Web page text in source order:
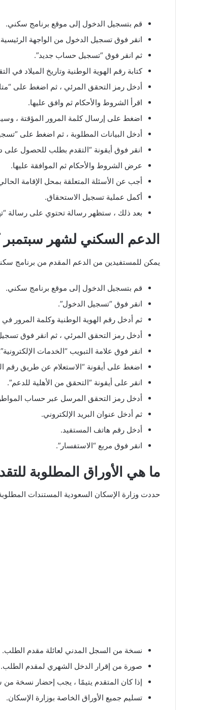
قم بتسجيل الدخول إلى موقع برنامج سكني.
انقر فوق تسجيل الدخول من الواجهة
ثم انقر فوق “تسجيل حساب جديد”.
كتابة رقم الهوية الوطنية وتاريخ الميلاد في
أدخل رمز التحقق المرئي ، ثم اضغط على
اقرأ الشروط والأحكام ثم وافق عليها.
اضغط على إرسال كلمة المرور المؤقتة ،
أدخل البيانات المطلوبة ، ثم اضغط على
انقر فوق أيقونة “التقدم بطلب للحصول على
عرض الشروط والأحكام ثم الموافقة عليها.
أجب عن الأسئلة المتعلقة بمحل الإقامة
أكمل عملية تسجيل الاستحقاق.
بعد ذلك ، ستظهر رسالة تحتوي على رسالة
الدعم السكني لشهر سبتمبر
يمكن للمستفيدين من الدعم المقدم من برنامج
قم بتسجيل الدخول إلى موقع برنامج سكني.
انقر فوق “تسجيل الدخول”.
ثم أدخل رقم الهوية الوطنية وكلمة المرور
أدخل رمز التحقق المرئي ، ثم انقر فوق
انقر فوق علامة التبويب “الخدمات
اضغط على أيقونة “الاستعلام عن طريق رقم
انقر على أيقونة “التحقق من الأهلية للدعم”.
أدخل رمز التحقق المرسل عبر حساب
ثم أدخل عنوان البريد الإلكتروني.
أدخل رقم هاتف المستفيد.
انقر فوق مربع “الاستفسار”.
ما هي الأوراق المطلوبة
حددت وزارة الإسكان السعودية المستندات
نسخة من السجل المدني لعائلة مقدم الطلب.
صورة من إقرار الدخل الشهري لمقدم الطلب.
إذا كان المتقدم يتيمًا ، يجب إحضار نسخة من
تسليم جميع الأوراق الخاصة بوزارة الإسكان.